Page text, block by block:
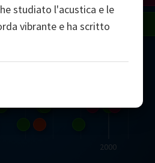
2000
Avila
studiato l'acustica e le
vibrante e ha scritto